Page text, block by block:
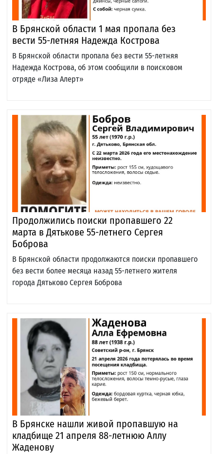
В Брянской области 1 мая пропала без
вести 55-летняя Надежда Кострова
В Брянской области пропала без вести 55-летняя
Надежда Кострова, об этом сообщили в поисковом
отряде «Лиза Алерт»
Продолжились поиски пропавшего 22
марта в Дятькове 55-летнего Сергея
Боброва
В Брянской области продолжаются поиски пропавшего
без вести более месяца назад 55-летнего жителя
города Дятьково Сергея Боброва
В Брянске нашли живой пропавшую на
кладбище 21 апреля 88-летнюю Аллу
Жаденову